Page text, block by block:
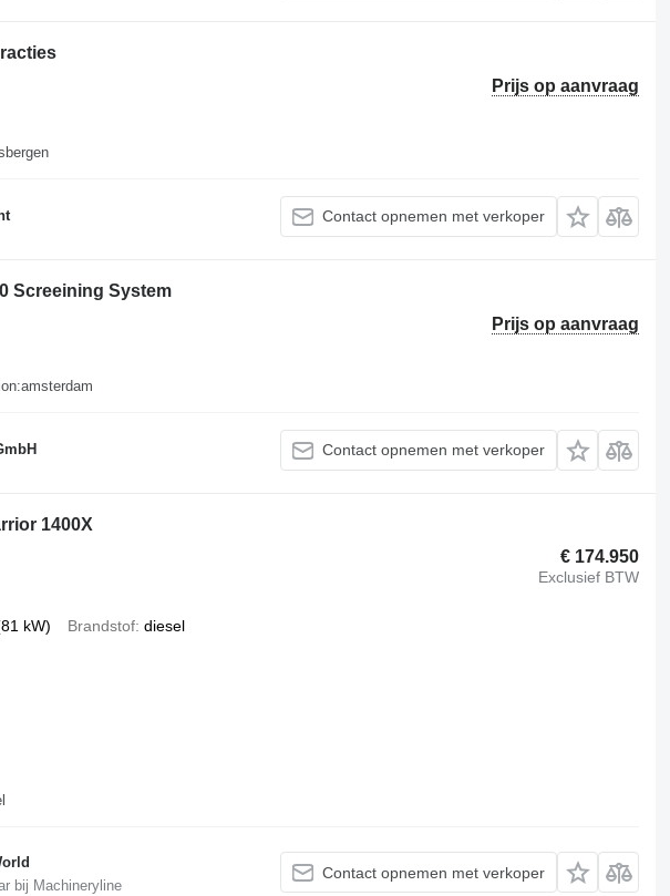
Prijs op aanvraag
Contact opnemen met verkoper
Screeining System
Prijs op aanvraag
Contact opnemen met verkoper
1400X
€ 174.950
Exclusief BTW
kW) Brandstof diesel
bij Machineryline
Contact opnemen met verkoper